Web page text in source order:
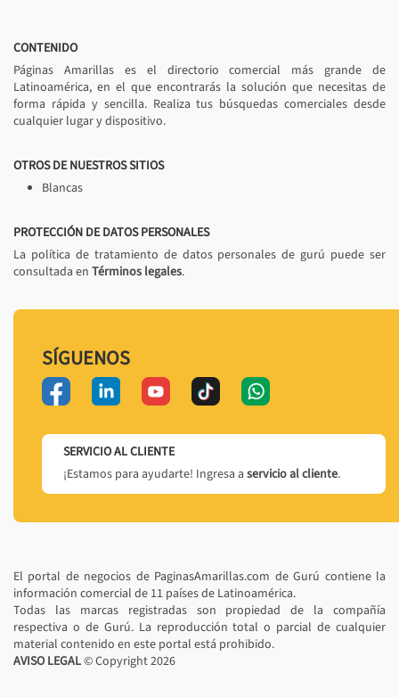
CONTENIDO
Páginas Amarillas es el directorio comercial más grande de
Latinoamérica, en el que encontrarás la solución que necesitas de
forma rápida y sencilla. Realiza tus búsquedas comerciales desde
cualquier lugar y dispositivo.
OTROS DE NUESTROS SITIOS
Blancas
PROTECCIÓN DE DATOS PERSONALES
La política de tratamiento de datos personales de gurú puede ser
consultada en Términos legales.
SÍGUENOS
SERVICIO AL CLIENTE
¡Estamos para ayudarte! Ingresa a servicio al cliente.
El portal de negocios de PaginasAmarillas.com de Gurú contiene la
información comercial de 11 países de Latinoamérica.
Todas las marcas registradas son propiedad de la compañía
respectiva o de Gurú. La reproducción total o parcial de cualquier
material contenido en este portal está prohibido.
AVISO LEGAL© Copyright2026